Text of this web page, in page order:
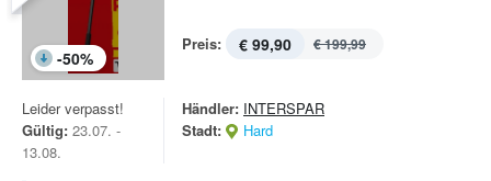
-50%
Preis: € 99,90 € 199,99
Leider verpasst!
Gültig: 23.07. -
13.08.
Händler: INTERSPAR
Stadt:
Hard